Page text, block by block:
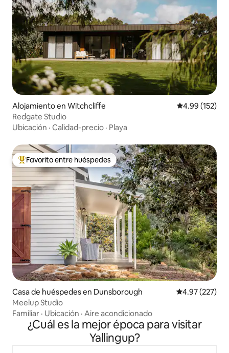
Alojamiento en Witchcliffe Calificación
4.99 (152)
Redgate Studio
Ubicación · Calidad-precio · Playa
Favorito entre huéspedes preferido
Favorito entre huéspedes
Casa de huéspedes en Dunsborough Calificación
4.97 (227)
Meelup Studio
Familiar · Ubicación · Aire acondicionado
¿Cuál es la mejor época para visitar
Yallingup?